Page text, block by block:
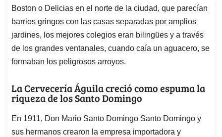
Boston o Delicias en el norte de la ciudad, que parecían
barrios gringos con las casas separadas por amplios
jardines, los mejores colegios eran bilingües y a través
de los grandes ventanales, cuando caía un aguacero, se
formaban los peligrosos arroyos.
La Cervecería Águila creció como espuma la
riqueza de los Santo Domingo
En 1911, Don Mario Santo Domingo Santo Domingo y
sus hermanos crearon la empresa importadora y